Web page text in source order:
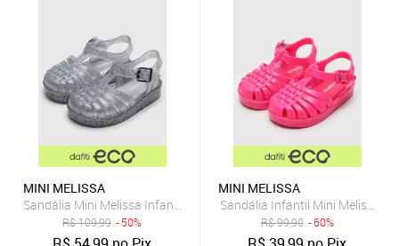
MINI MELISSA
Sandália Mini Melissa Infantil Possession Shiny B Prata
R$109,99 - 50%
MINI MELISSA
Sandália Infantil Mini Melissa
R$99,90 - 60%